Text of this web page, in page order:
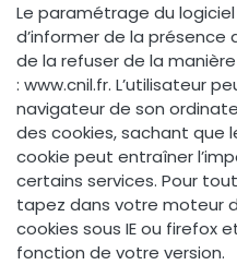
Le paramétrage du
d’informer de la
de la refuser de la
: www.cnil.fr. L’utilisateur
navigateur de son
des cookies, sachant que
cookie peut entraîner
certains services. Pour
tapez dans votre moteur
cookies sous IE ou firefox
fonction de votre version.